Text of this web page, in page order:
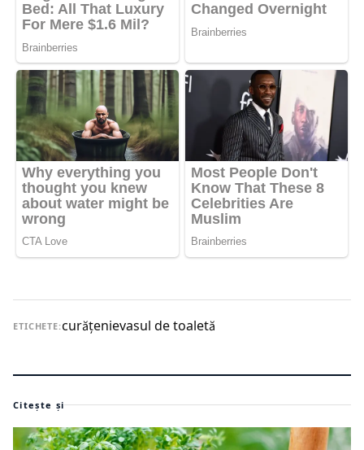
ETICHETE:curăţenievasul de toaletă
Citește și